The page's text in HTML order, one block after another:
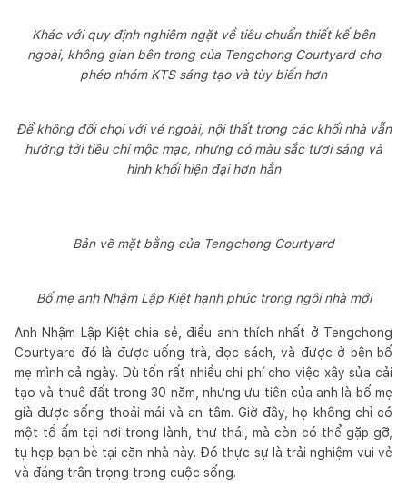
Khác với quy định nghiêm ngặt về tiêu chuẩn thiết kế bên
ngoài, không gian bên trong của Tengchong Courtyard cho
phép nhóm KTS sáng tạo và tùy biến hơn
Để không đối chọi với vẻ ngoài, nội thất trong các khối nhà vẫn
hướng tới tiêu chí mộc mạc, nhưng có màu sắc tươi sáng và
hình khối hiện đại hơn hẳn
Bản vẽ mặt bằng của Tengchong Courtyard
Bố mẹ anh Nhậm Lập Kiệt hạnh phúc trong ngôi nhà mới
Anh Nhậm Lập Kiệt chia sẻ, điều anh thích nhất ở Tengchong
Courtyard đó là được uống trà, đọc sách, và được ở bên bố
mẹ mình cả ngày. Dù tốn rất nhiều chi phí cho việc xây sửa cải
tạo và thuê đất trong 30 năm, nhưng ưu tiên của anh là bố mẹ
già được sống thoải mái và an tâm. Giờ đây, họ không chỉ có
một tổ ấm tại nơi trong lành, thư thái, mà còn có thể gặp gỡ,
tụ họp bạn bè tại căn nhà này. Đó thực sự là trải nghiệm vui vẻ
và đáng trân trọng trong cuộc sống.